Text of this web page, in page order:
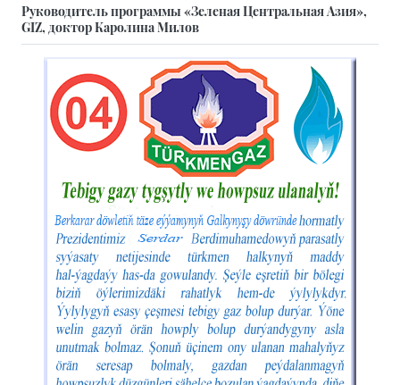
Руководитель программы «Зеленая Центральная Азия»,
GIZ, доктор Каролина Милов